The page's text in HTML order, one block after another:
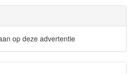
op deze advertentie